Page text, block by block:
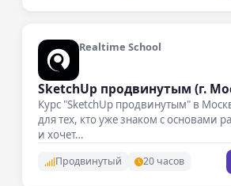
Realtime School
SketchUp продвинутым (г.
Курс "SketchUp продвинутым" в
для тех, кто уже знаком с основами
и хочет…
Продвинутый 20 часов